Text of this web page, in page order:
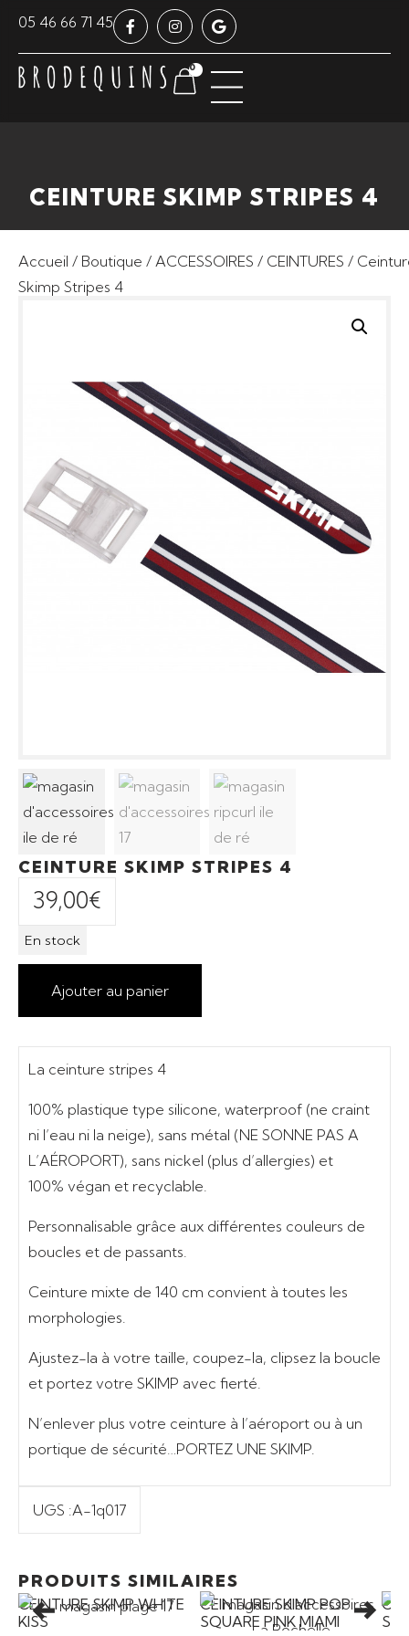
05 46 66 71 45
0
CEINTURE SKIMP STRIPES 4
Accueil / Boutique / ACCESSOIRES / CEINTURES /
Skimp Stripes 4
CEINTURE SKIMP STRIPES 4
39,00€
En stock
Ajouter au panier
La ceinture stripes 4
100% plastique type silicone, waterproof (ne craint
ni l’eau ni la neige), sans métal (NE SONNE PAS A
L’AÉROPORT), sans nickel (plus d’allergies) et
100% végan et recyclable.
Personnalisable grâce aux différentes couleurs de
boucles et de passants.
Ceinture mixte de 140 cm convient à toutes les
morphologies.
Ajustez-la à votre taille, coupez-la, clipsez la boucle
et portez votre SKIMP avec fierté.
N’enlever plus votre ceinture à l’aéroport ou à un
portique de sécurité …PORTEZ UNE SKIMP.
UGS :A-1q017
PRODUITS SIMILAIRES
Ajouter au panier
39,00 €
CEINTURE SKIMP WHITE
KISS
CEINTURE SKIMP POP
SQUARE PINK MIAMI
Panneau de gestion des cookies